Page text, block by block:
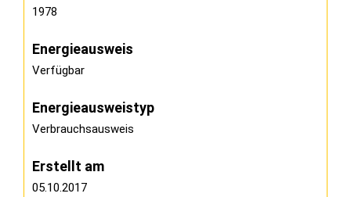
1978
Energieausweis
Verfügbar
Energie­ausweistyp
Verbrauchsausweis
Erstellt am
05.10.2017